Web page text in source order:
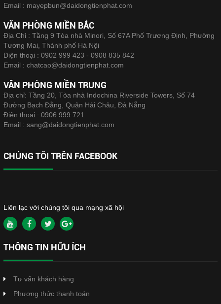
Email : mayepbun@daidongtienphat.com
VĂN PHÒNG MIỀN BẮC
Địa Chỉ : Tầng 9 Tòa nhà Minori, Số 67A Phố Trương Định, Phường
Tương Mai, Thành phố Hà Nội
Điện thoại : 0902 999 423 - 0908 835 842
Email : chatcao@daidongtienphat.com
VĂN PHÒNG MIỀN TRUNG
Địa chỉ: Tầng 20, Tòa nhà Indochina Riverside Towers, Số 74
Đường Bạch Đằng, Quận Hải Châu, Đà Nẵng
Điện thoại : 0906 999 721
Email : sang@daidongtienphat.com
CHÚNG TÔI TRÊN FACEBOOK
Liên lạc với chúng tôi qua mạng xã hội
THÔNG TIN HỮU ÍCH
Tư vấn khách hàng
Phương thức thanh toán